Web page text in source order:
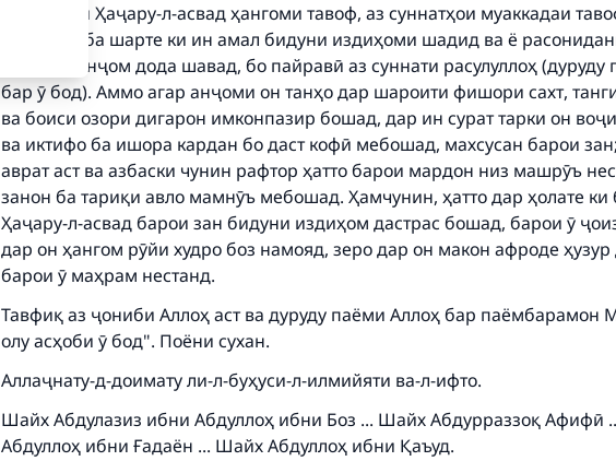
"Бӯсидани Ҳаҷару-л-асвад ҳангоми тавоф, аз суннатҳои муаккадаи
меравад; ба шарте ки ин амал бидуни издиҳоми шадид ва ё
дигарон анҷом дода шавад, бо пайравӣ аз суннати расулуллоҳ
бар ӯ бод). Аммо агар анҷоми он танҳо дар шароити фишори сахт,
ва боиси озори дигарон имконпазир бошад, дар ин сурат тарки он
ва иктифо ба ишора кардан бо даст кофӣ мебошад, махсусан барои
аврат аст ва азбаски чунин рафтор ҳатто барои мардон низ машрӯъ
занон ба тариқи авло мамнӯъ мебошад. Ҳамчунин, ҳатто дар ҳолате ки
Ҳаҷару-л-асвад барои зан бидуни издиҳом дастрас бошад, барои ӯ
дар он ҳангом рӯйи худро боз намояд, зеро дар он макон афроде
барои ӯ маҳрам нестанд.
Тавфиқ аз ҷониби Аллоҳ аст ва дуруду паёми Аллоҳ бар паёмбарамон
олу асҳоби ӯ бод". Поёни сухан.
Аллаҷнату-д-доимату ли-л-буҳуси-л-илмийяти ва-л-ифто.
Шайх Абдулазиз ибни Абдуллоҳ ибни Боз ... Шайх Абдурраззоқ Афифӣ
Абдуллоҳ ибни Ғадаён ... Шайх Абдуллоҳ ибни Қаъуд.
Make an impact on millions of lives with
contribution today
Your support is crucial for our mission.
"A person who leads others to doing what is good will earn the
same reward as those who do it."
Support IslamQA